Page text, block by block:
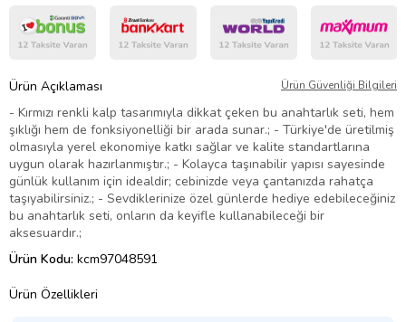
Ürün Açıklaması Ürün Güvenliği Bilgileri
- Kırmızı renkli kalp tasarımıyla dikkat çeken bu anahtarlık seti, hem
şıklığı hem de fonksiyonelliği bir arada sunar.; - Türkiye'de üretilmiş
olmasıyla yerel ekonomiye katkı sağlar ve kalite standartlarına
uygun olarak hazırlanmıştır.; - Kolayca taşınabilir yapısı sayesinde
günlük kullanım için idealdir; cebinizde veya çantanızda rahatça
taşıyabilirsiniz.; - Sevdiklerinize özel günlerde hediye edebileceğiniz
bu anahtarlık seti, onların da keyifle kullanabileceği bir
aksesuardır.;
Ürün Kodu: kcm97048591
Ürün Özellikleri